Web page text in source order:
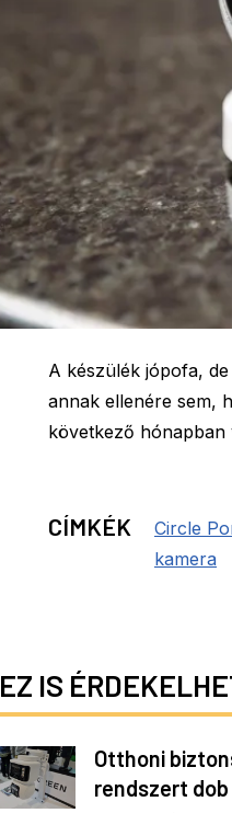
A készülék jópofa,
annak ellenére sem,
következő hónapban
CÍMKÉK Circle
kamera
EZ IS
Otthoni
rendszert